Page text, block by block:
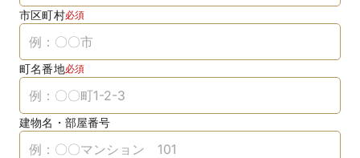
市区町村必須
町名番地必須
建物名・部屋番号